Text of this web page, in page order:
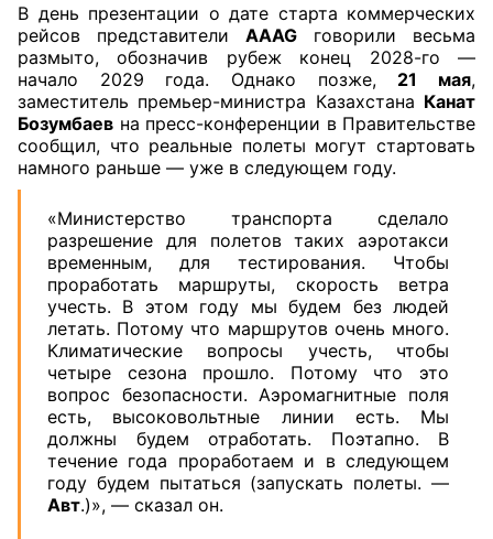
В день презентации о дате старта коммерческих
рейсов представители AAAG говорили весьма
размыто, обозначив рубеж конец 2028-го —
начало 2029 года. Однако позже, 21 мая,
заместитель премьер-министра Казахстана Канат
Бозумбаев на пресс-конференции в Правительстве
сообщил, что реальные полеты могут стартовать
намного раньше — уже в следующем году.
«Министерство транспорта сделало
разрешение для полетов таких аэротакси
временным, для тестирования. Чтобы
проработать маршруты, скорость ветра
учесть. В этом году мы будем без людей
летать. Потому что маршрутов очень много.
Климатические вопросы учесть, чтобы
четыре сезона прошло. Потому что это
вопрос безопасности. Аэромагнитные поля
есть, высоковольтные линии есть. Мы
должны будем отработать. Поэтапно. В
течение года проработаем и в следующем
году будем пытаться (запускать полеты. —
Авт.)», — сказал он.